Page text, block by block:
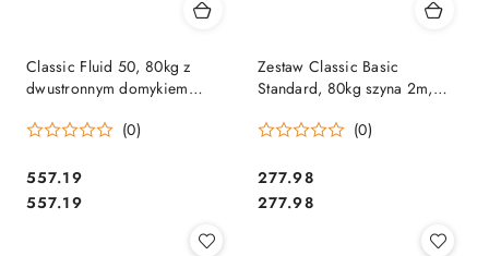
Classic Fluid 50, 80kg z
dwustronnym domykiem
Scorrevoli bez szyny
(0)
Cena:
557.19
Cena:
557.19
Zestaw Classic Basic
Standard, 80kg szyna 2m,
Terno Scorrevoli
(0)
Cena:
277.98
Cena:
277.98